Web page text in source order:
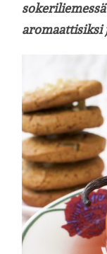
aromaattisiksi